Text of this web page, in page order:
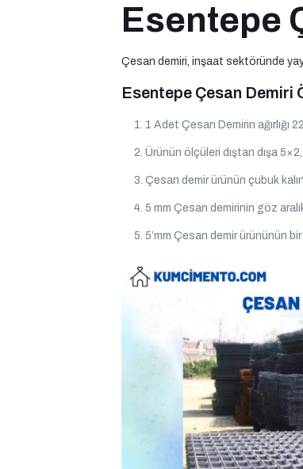
Esentepe
Çesan demiri, inşaat sektöründe
Esentepe Çesan Demiri
1 Adet Çesan Demirin ağırlığı 22
Ürünün ölçüleri dıştan dışa
Çesan demir ürünün çubuk
5 mm Çesan demirinin göz
5’mm Çesan demir ürününün bir